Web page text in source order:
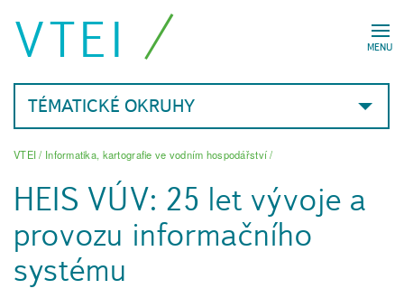
MENU
VTEI
TÉMATICKÉ OKRUHY
VTEI/ Informatika, kartografie ve vodním hospodářství/
HEIS VÚV: 25 let vývoje a
provozu informačního
systému